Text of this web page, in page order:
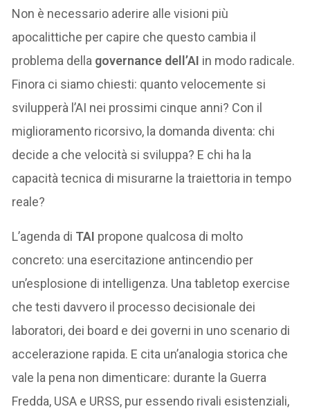
Non è necessario aderire alle visioni più
apocalittiche per capire che questo cambia il
problema della governance dell’AI in modo radicale.
Finora ci siamo chiesti: quanto velocemente si
svilupperà l’AI nei prossimi cinque anni? Con il
miglioramento ricorsivo, la domanda diventa: chi
decide a che velocità si sviluppa? E chi ha la
capacità tecnica di misurarne la traiettoria in tempo
reale?
L’agenda di TAI propone qualcosa di molto
concreto: una esercitazione antincendio per
un’esplosione di intelligenza. Una tabletop exercise
che testi davvero il processo decisionale dei
laboratori, dei board e dei governi in uno scenario di
accelerazione rapida. E cita un’analogia storica che
vale la pena non dimenticare: durante la Guerra
Fredda, USA e URSS, pur essendo rivali esistenziali,